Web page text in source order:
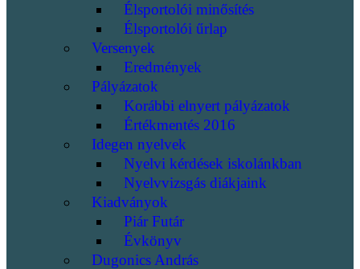
Élsportolói minősítés
Élsportolói űrlap
Versenyek
Eredmények
Pályázatok
Korábbi elnyert pályázatok
Értékmentés 2016
Idegen nyelvek
Nyelvi kérdések iskolánkban
Nyelvvizsgás diákjaink
Kiadványok
Piár Futár
Évkönyv
Dugonics András